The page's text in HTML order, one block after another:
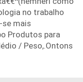
no trabalho
mais
Produtos para
/ Peso,.Ontons